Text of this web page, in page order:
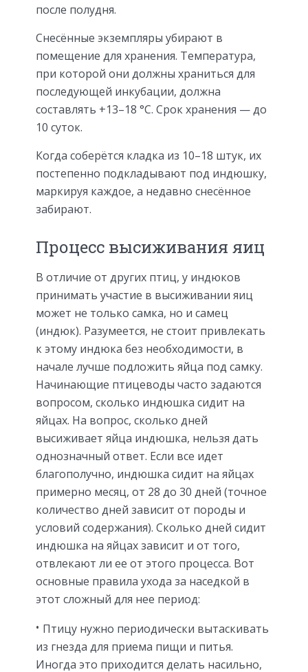
после полудня.
Снесённые экземпляры убирают в
помещение для хранения. Температура,
при которой они должны храниться для
последующей инкубации, должна
составлять +13–18 °С. Срок хранения — до
10 суток.
Когда соберётся кладка из 10–18 штук, их
постепенно подкладывают под индюшку,
маркируя каждое, а недавно снесённое
забирают.
Процесс высиживания яиц
В отличие от других птиц, у индюков
принимать участие в высиживании яиц
может не только самка, но и самец
(индюк). Разумеется, не стоит привлекать
к этому индюка без необходимости, в
начале лучше подложить яйца под самку.
Начинающие птицеводы часто задаются
вопросом, сколько индюшка сидит на
яйцах. На вопрос, сколько дней
высиживает яйца индюшка, нельзя дать
однозначный ответ. Если все идет
благополучно, индюшка сидит на яйцах
примерно месяц, от 28 до 30 дней (точное
количество дней зависит от породы и
условий содержания). Сколько дней сидит
индюшка на яйцах зависит и от того,
отвлекают ли ее от этого процесса. Вот
основные правила ухода за наседкой в
этот сложный для нее период:
Птицу нужно периодически вытаскивать
из гнезда для приема пищи и питья.
Иногда это приходится делать насильно,